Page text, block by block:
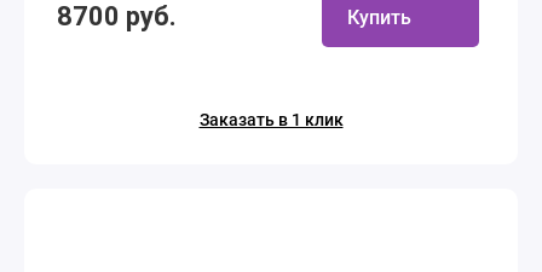
8700 руб. Купить
Заказать в 1 клик